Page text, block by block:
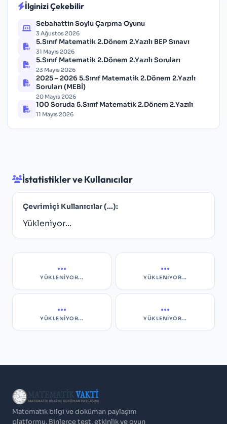
İlginizi Çekebilir
Sebahattin Soylu Çarpma Oyunu
3 Ağustos 2026
5.Sınıf Matematik 2.Dönem 2.Yazılı BEP Sınavı
31 Mayıs 2026
5.Sınıf Matematik 2.Dönem 2.Yazılı Soruları
23 Mayıs 2026
2025 – 2026 5.Sınıf Matematik 2.Dönem 2.Yazılı
Soruları (MEBİ)
20 Mayıs 2026
100 Soruda 5.Sınıf Matematik 2.Dönem 2.Yazılı
11 Mayıs 2026
İstatistikler ve Kullanıcılar
Çevrimiçi Kullanıcılar (...):
Yükleniyor...
...
YÜKLENIYOR...
...
YÜKLENIYOR...
...
YÜKLENIYOR...
...
YÜKLENIYOR...
Matematik bilgi ve doküman paylaşım
platformu. Binlerce test, etkinlik ve oyun